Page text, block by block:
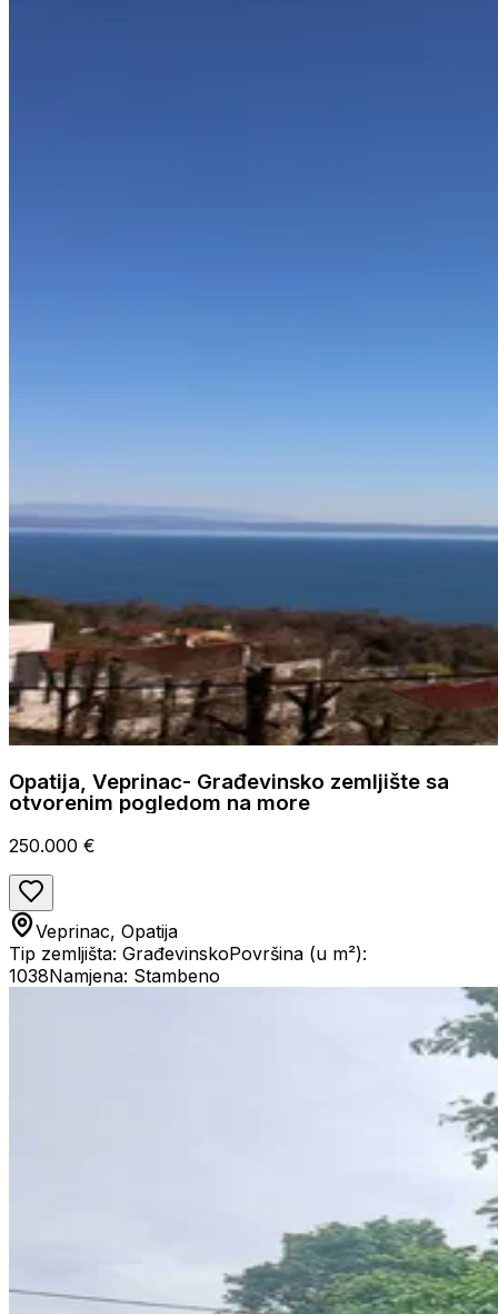
Opatija, Veprinac- Građevinsko zemljište sa
otvorenim pogledom na more
250.000 €
Veprinac, Opatija
Tip zemljišta: GrađevinskoPovršina (u m²):
1038Namjena: Stambeno